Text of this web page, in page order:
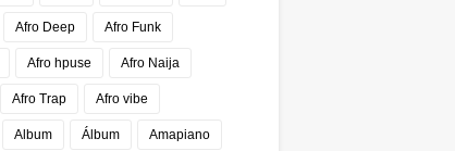
Afro Deep Afro Funk
Afro hpuse Afro Naija
Afro Trap Afro vibe
Album Álbum Amapiano